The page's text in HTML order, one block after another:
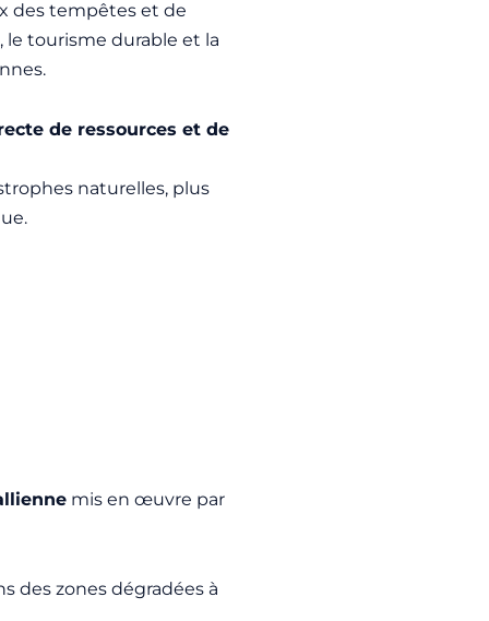
des tempêtes et de
le tourisme durable et la
de ressources et de
naturelles, plus
mis en œuvre par
des zones dégradées à